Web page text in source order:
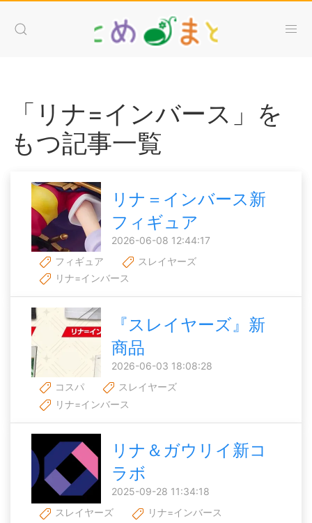
「リナ=インバース」を
もつ記事一覧
リナ＝インバース新
フィギュア
2026-06-08 12:44:17
フィギュア
スレイヤーズ
リナ=インバース
『スレイヤーズ』新
商品
2026-06-03 18:08:28
コスパ
スレイヤーズ
リナ=インバース
リナ＆ガウリイ新コ
ラボ
2025-09-28 11:34:18
スレイヤーズ
リナ=インバース